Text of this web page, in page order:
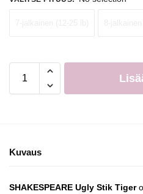
Kuvaus
SHAKESPEARE Ugly Stik Tiger